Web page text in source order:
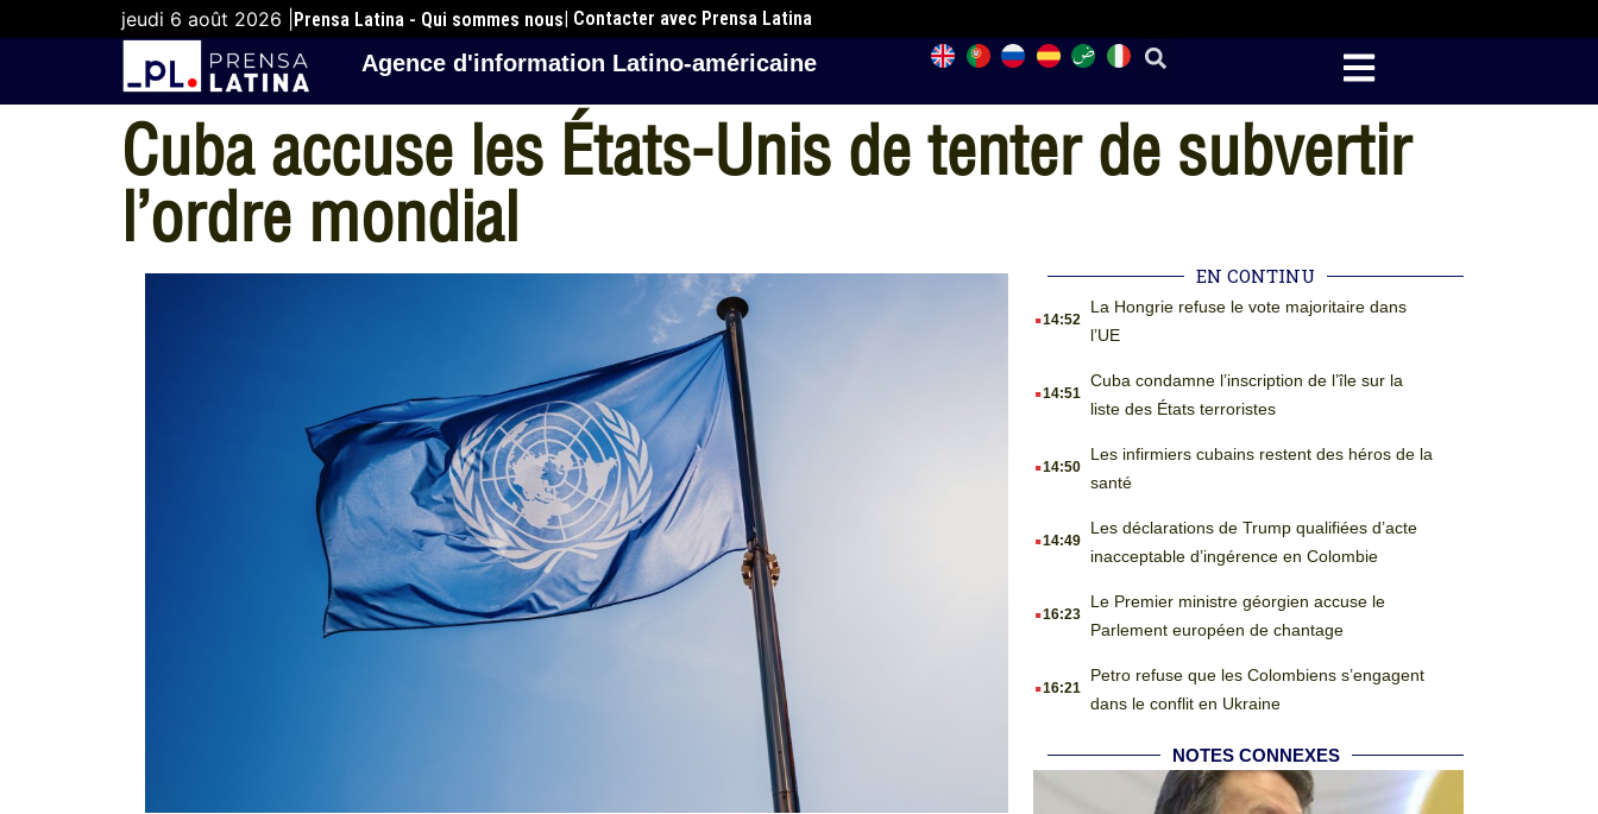
jeudi 6 août 2026 | Prensa Latina - Qui sommes nous| Contacter avec Prensa Latina
Agence d'information Latino-américaine
Cuba accuse les États-Unis de tenter de subvertir
l’ordre mondial
EN CONTINU
.14:52
La Hongrie refuse le vote majoritaire dans
l’UE
.14:51
Cuba condamne l’inscription de l’île sur la
liste des États terroristes
.14:50
Les infirmiers cubains restent des héros de la
santé
.14:49
Les déclarations de Trump qualifiées d’acte
inacceptable d’ingérence en Colombie
.16:23
Le Premier ministre géorgien accuse le
Parlement européen de chantage
.16:21
Petro refuse que les Colombiens s’engagent
dans le conflit en Ukraine
NOTES CONNEXES